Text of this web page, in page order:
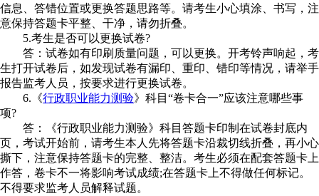
信息、答错位置或更换答题思路等。请考生小心填涂、书写，注
意保持答题卡平整、干净，请勿折叠。
5.考生是否可以更换试卷?
答：试卷如有印刷质量问题，可以更换。开考铃声响起，考
生打开试卷后，如发现试卷有漏印、重印、错印等情况，请举手
报告监考人员，按要求进行更换试卷。
6.《行政职业能力测验》科目“卷卡合一”应该注意哪些事
项?
答：《行政职业能力测验》科目答题卡印制在试卷封底内
页，考试开始前，请考生本人先将答题卡沿裁切线折叠，再小心
撕下，注意保持答题卡的完整、整洁。考生必须在配套答题卡上
作答，卷卡不一将影响考试成绩;在答题卡上不得做任何标记。
不得要求监考人员解释试题。